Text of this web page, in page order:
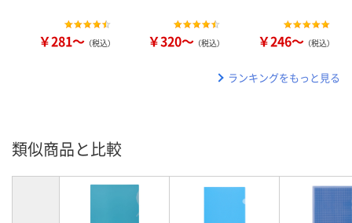
￥281～ （税込） ￥320～ （税込） ￥246～ （税込）
ランキングをもっと見る
類似商品と比較